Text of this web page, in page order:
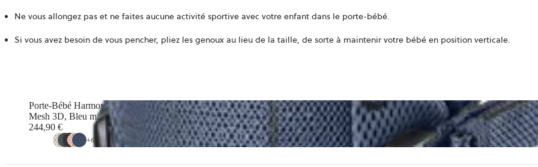
Ne vous allongez pas et ne faites aucune activité sportive avec votre enfant dans le porte-bébé.
Si vous avez besoin de vous pencher, pliez les genoux au lieu de la taille, de sorte à maintenir votre bébé en position verticale.
Porte-Bébé Harmony
Mesh 3D, Bleu marine
244,90 €
+6